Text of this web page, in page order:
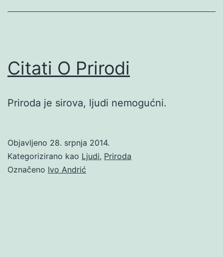
Citati O Prirodi
Priroda je sirova, ljudi nemogućni.
Objavljeno 28. srpnja 2014.
Kategorizirano kao Ljudi, Priroda
Označeno Ivo Andrić